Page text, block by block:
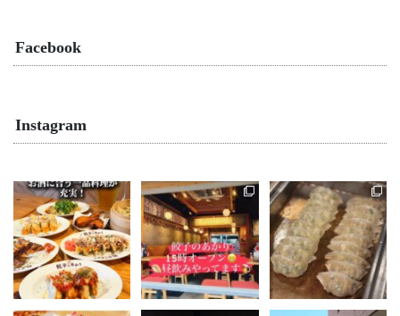
Facebook
Instagram
こんにちは♪餃子のあか
りです🥟
昨日も沢山のご来店あ
りがとうございました
😊
...
9 0
こんにちは♪餃子のあか
りです🥟
昨日も沢山のご来店あ
りがとうございました
😊
...
16 0
こんにちは♪餃子のあか
りです🥟
本日も17時オープン❗️
...
22 0